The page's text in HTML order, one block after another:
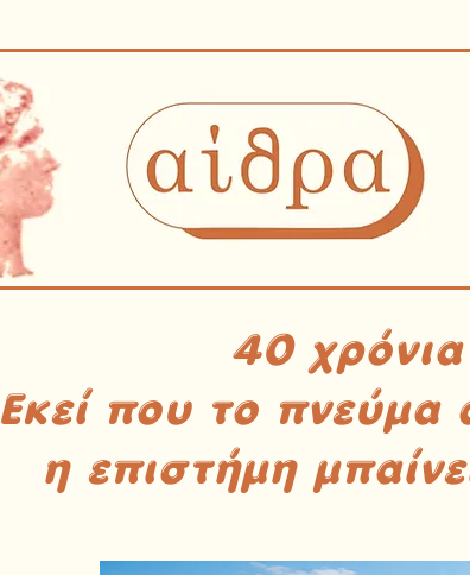
40
Εκεί που το
η επιστήμη